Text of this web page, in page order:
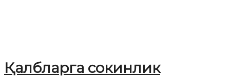
Қалбларга сокинлик